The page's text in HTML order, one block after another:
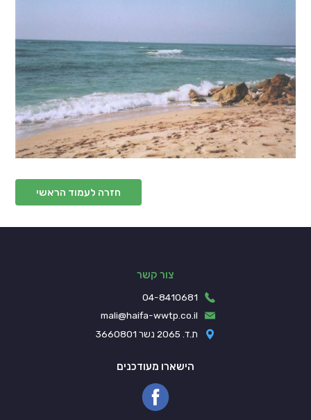
חזרה לעמוד הראשי
צור קשר
04-8410681
mali@haifa-wwtp.co.il
ת.ד. 2065 נשר 3660801
הישארו מעודכנים